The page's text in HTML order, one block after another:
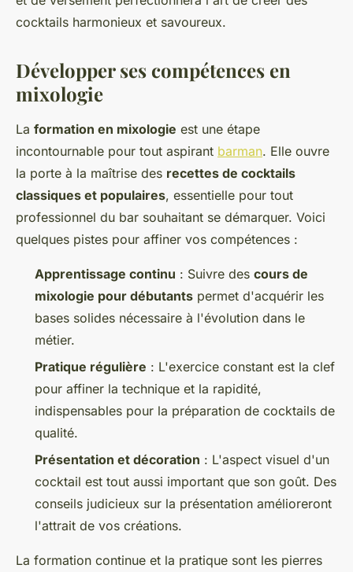
cocktails harmonieux et savoureux.
Développer ses compétences en
mixologie
La formation en mixologie est une étape
incontournable pour tout aspirant barman. Elle ouvre
la porte à la maîtrise des recettes de cocktails
classiques et populaires, essentielle pour tout
professionnel du bar souhaitant se démarquer. Voici
quelques pistes pour affiner vos compétences :
Apprentissage continu : Suivre des cours de
mixologie pour débutants permet d'acquérir les
bases solides nécessaire à l'évolution dans le
métier.
Pratique régulière : L'exercice constant est la clef
pour affiner la technique et la rapidité,
indispensables pour la préparation de cocktails de
qualité.
Présentation et décoration : L'aspect visuel d'un
cocktail est tout aussi important que son goût. Des
conseils judicieux sur la présentation amélioreront
l'attrait de vos créations.
La formation continue et la pratique sont les pierres